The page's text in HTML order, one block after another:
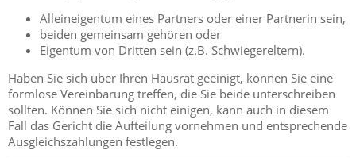
Alleineigentum eines Partners oder einer Partnerin sein,
beiden gemeinsam gehören oder
Eigentum von Dritten sein (z.B. Schwiegereltern).
Haben Sie sich über Ihren Hausrat geeinigt, können Sie eine
formlose Vereinbarung treffen, die Sie beide unterschreiben
sollten. Können Sie sich nicht einigen, kann auch in diesem
Fall das Gericht die Aufteilung vornehmen und entsprechende
Ausgleichszahlungen festlegen.